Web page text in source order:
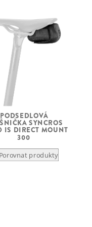
PODSEDLOVÁ
SYNCROS
IS DIRECT MOUNT
300
Porovnat produkty